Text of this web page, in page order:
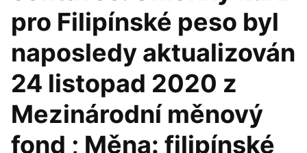
pro Filipínské peso byl
naposledy aktualizován
24 listopad 2020 z
Mezinárodní měnový
fond ; Měna: filipínské